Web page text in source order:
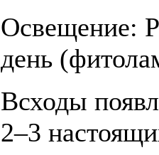
Освещение:
день
Всходы
2–3